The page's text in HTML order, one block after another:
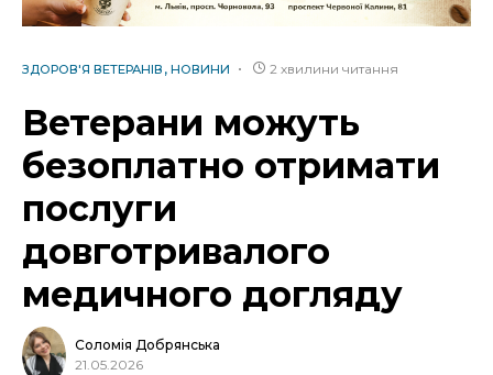
ЗДОРОВ'Я ВЕТЕРАНІВ НОВИНИ 2 хвилини читання
Ветерани можуть
безоплатно отримати
послуги
довготривалого
медичного догляду
Соломія Добрянська
21.05.2026